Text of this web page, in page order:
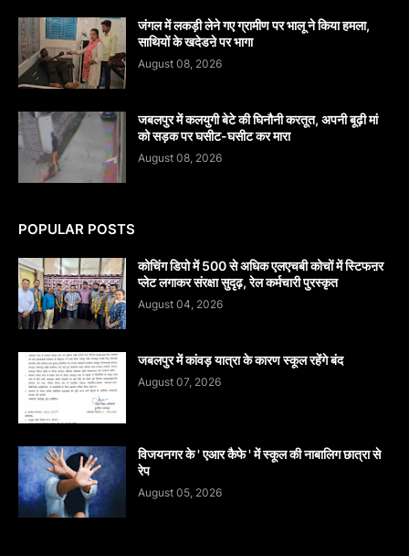
जंगल में लकड़ी लेने गए ग्रामीण पर भालू ने किया हमला,
साथियों के खदेडऩे पर भागा
August 08, 2026
जबलपुर में कलयुगी बेटे की घिनौनी करतूत, अपनी बूढ़ी मां
को सड़क पर घसीट-घसीट कर मारा
August 08, 2026
POPULAR POSTS
कोचिंग डिपो में 500 से अधिक एलएचबी कोचों में स्टिफऩर
प्लेट लगाकर संरक्षा सुदृढ़, रेल कर्मचारी पुरस्कृत
August 04, 2026
जबलपुर में कांवड़ यात्रा के कारण स्कूल रहेंगे बंद
August 07, 2026
विजयनगर के ' एआर कैफे ' में स्कूल की नाबालिग छात्रा से
रेप
August 05, 2026